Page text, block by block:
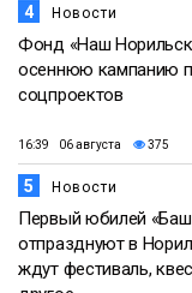
4 Новости
Фонд «Наш
осеннюю кампанию
соцпроектов
16:39 06 августа 375
5 Новости
Первый юбилей
отпразднуют в
ждут фестиваль,